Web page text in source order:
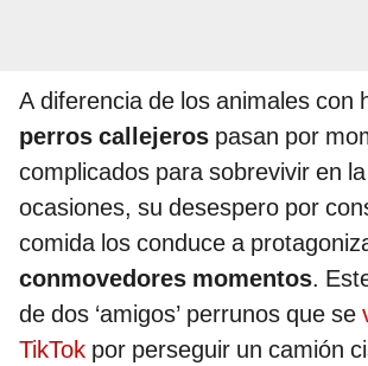
A diferencia de los animales con
perros callejeros pasan por
complicados para sobrevivir en
ocasiones, su desespero por
comida los conduce a
conmovedores momentos.
de dos ‘amigos’ perrunos que se
TikTok por perseguir un camión